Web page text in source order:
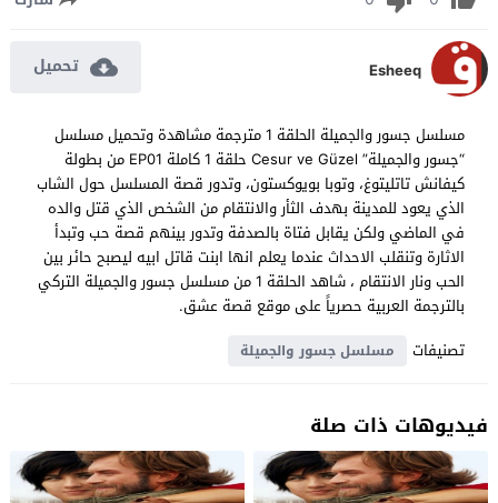
Esheeq تحميل
مسلسل جسور والجميلة الحلقة 1 مترجمة مشاهدة وتحميل مسلسل
“جسور والجميلة” Cesur ve Güzel حلقة 1 كاملة EP01 من بطولة
كيفانش تاتليتوغ، وتوبا بويوكستون، وتدور قصة المسلسل حول الشاب
الذي يعود للمدينة بهدف الثأر والانتقام من الشخص الذي قتل والده
في الماضي ولكن يقابل فتاة بالصدفة وتدور بينهم قصة حب وتبدأ
الاثارة وتنقلب الاحداث عندما يعلم انها ابنت قاتل ابيه ليصبح حائر بين
الحب ونار الانتقام ، شاهد الحلقة 1 من مسلسل جسور والجميلة التركي
بالترجمة العربية حصرياً على موقع قصة عشق.
تصنيفات
مسلسل جسور والجميلة
فيديوهات ذات صلة